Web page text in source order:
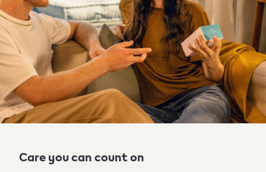
Care you can count on